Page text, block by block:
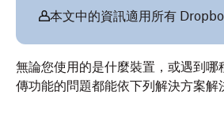
本文中的資訊適用所有
無論您使用的是什麼裝置，或遇到哪
傳功能的問題都能依下列解決方案解